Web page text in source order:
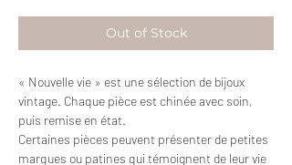
Out of Stock
« Nouvelle vie » est une sélection de bijoux
vintage. Chaque pièce est chinée avec soin,
puis remise en état.
Certaines pièces peuvent présenter de petites
marques ou patines qui témoignent de leur vie